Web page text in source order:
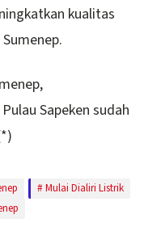
kualitas
Sapeken sudah
Mulai Dialiri Listrik